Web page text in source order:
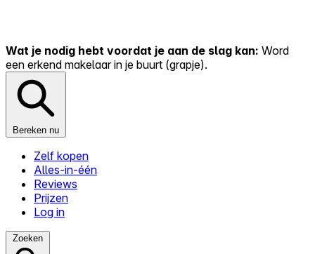
Wat je nodig hebt voordat je aan de slag kan: Word
een erkend makelaar in je buurt (grapje).
Bereken nu
Zelf kopen
Alles-in-één
Reviews
Prijzen
Log in
Zoeken